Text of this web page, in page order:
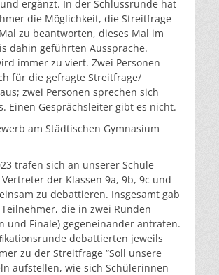
ergänzt. In der Schlussrunde hat
die Möglichkeit, die Streitfrage
zu beantworten, dieses Mal im
dahin geführten Aussprache.
immer zu viert. Zwei Personen
für die gefragte Streitfrage/
zwei Personen sprechen sich
Einen Gesprächsleiter gibt es nicht.
am Städtischen Gymnasium
trafen sich an unserer Schule
der Klassen 9a, 9b, 9c und
zu debattieren. Insgesamt gab
die in zwei Runden
und Finale) gegeneinander antraten.
debattierten jeweils
zu der Streitfrage “Soll unsere
aufstellen, wie sich Schülerinnen